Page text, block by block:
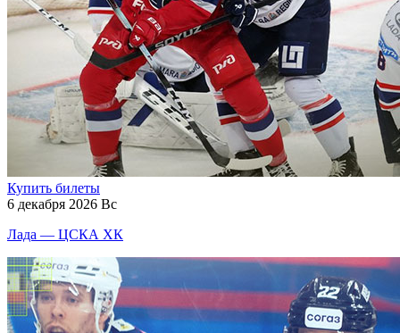
Купить билеты
6 декабря 2026 Вс
Лада — ЦСКА ХК